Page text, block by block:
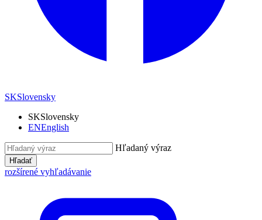
SKSlovensky
SKSlovensky
ENEnglish
Hľadaný výraz
Hľadať
rozšírené vyhľadávanie